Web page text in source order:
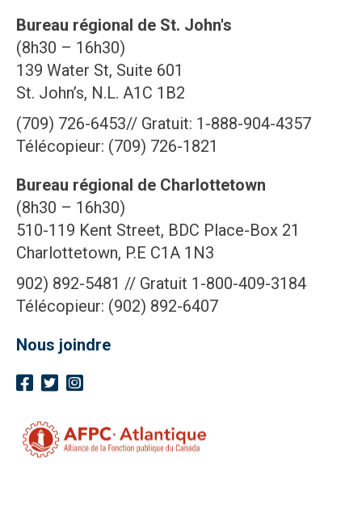
Bureau régional de St. John's
(8h30 – 16h30)
139 Water St, Suite 601
St. John’s, N.L. A1C 1B2
(709) 726-6453// Gratuit: 1-888-904-4357
Télécopieur: (709) 726-1821
Bureau régional de Charlottetown
(8h30 – 16h30)
510-119 Kent Street, BDC Place-Box 21
Charlottetown, P.E C1A 1N3
902) 892-5481 // Gratuit 1-800-409-3184
Télécopieur: (902) 892-6407
Nous joindre